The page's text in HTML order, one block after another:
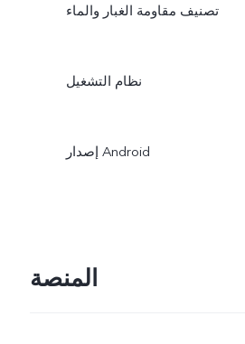
تصنيف مقاومة الغبار والماء
نظام التشغيل
إصدار Android
المنصة